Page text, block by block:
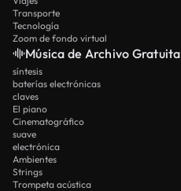
Transporte
Tecnología
Zoom de fondo virtual
Música de Archivo Gratuita
síntesis
baterías electrónicas
claves
El piano
Cinematográfico
suave
electrónica
Ambientes
Strings
Trompeta acústica